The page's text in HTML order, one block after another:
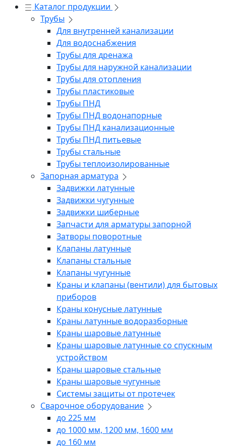
Каталог продукции
Трубы
Для внутренней канализации
Для водоснабжения
Трубы для дренажа
Трубы для наружной канализации
Трубы для отопления
Трубы пластиковые
Трубы ПНД
Трубы ПНД водонапорные
Трубы ПНД канализационные
Трубы ПНД питьевые
Трубы стальные
Трубы теплоизолированные
Запорная арматура
Задвижки латунные
Задвижки чугунные
Задвижки шиберные
Запчасти для арматуры запорной
Затворы поворотные
Клапаны латунные
Клапаны стальные
Клапаны чугунные
Краны и клапаны (вентили) для бытовых
приборов
Краны конусные латунные
Краны латунные водоразборные
Краны шаровые латунные
Краны шаровые латунные со спускным
устройством
Краны шаровые стальные
Краны шаровые чугунные
Системы защиты от протечек
Сварочное оборудование
до 225 мм
до 1000 мм, 1200 мм, 1600 мм
до 160 мм